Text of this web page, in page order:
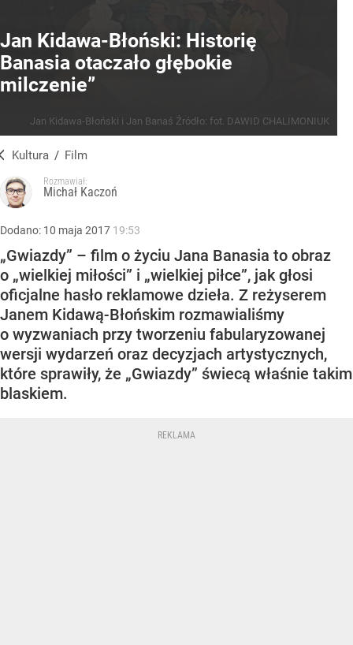
Jan Kidawa-Błoński: Historię
Banasia otaczało głębokie
milczenie”
Jan Kidawa-Błoński i Jan Banaś Źródło: fot. DAWID CHALIMONIUK
Kultura / Film
Rozmawiał:
Michał Kaczoń
Dodano: 10 maja 2017 19:53
„Gwiazdy” – film o życiu Jana Banasia to obraz
o „wielkiej miłości” i „wielkiej piłce”, jak głosi
oficjalne hasło reklamowe dzieła. Z reżyserem
Janem Kidawą-Błońskim rozmawialiśmy
o wyzwaniach przy tworzeniu fabularyzowanej
wersji wydarzeń oraz decyzjach artystycznych,
które sprawiły, że „Gwiazdy” świecą właśnie takim
blaskiem.